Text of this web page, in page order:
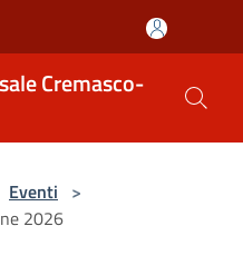
Cremasco-
Eventi >
2026